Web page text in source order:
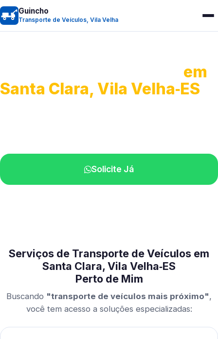
Guincho
Transporte de Veículos, Vila Velha
em
Santa Clara, Vila Velha‑ES
Solicite Já
Serviços de Transporte de Veículos em
Santa Clara, Vila Velha‑ES
Perto de Mim
Buscando "transporte de veículos mais próximo",
você tem acesso a soluções especializadas: